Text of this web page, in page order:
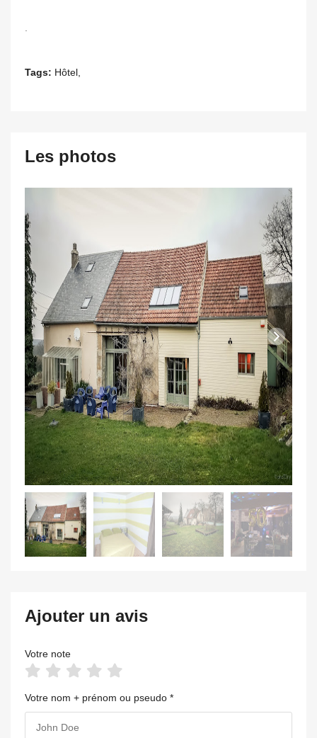
Tags: Hôtel,
Les photos
Ajouter un avis
Votre note
Votre nom + prénom ou pseudo *